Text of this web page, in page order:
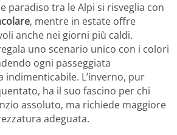
paradiso tra le Alpi si risveglia con
, mentre in estate offre
anche nei giorni più caldi.
uno scenario unico con i colori
ogni passeggiata
indimenticabile. L’inverno, pur
ha il suo fascino per chi
assoluto, ma richiede maggiore
adeguata.